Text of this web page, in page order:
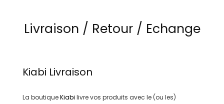
Livraison / Retour / Echange
Kiabi Livraison
La boutiqueKiabi livre vos produits avec le (ou les)